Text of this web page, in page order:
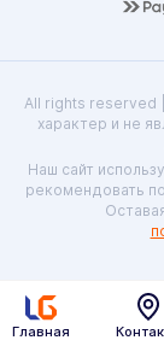
All rights reserved
характер и не
Наш сайт
рекомендовать
Главная